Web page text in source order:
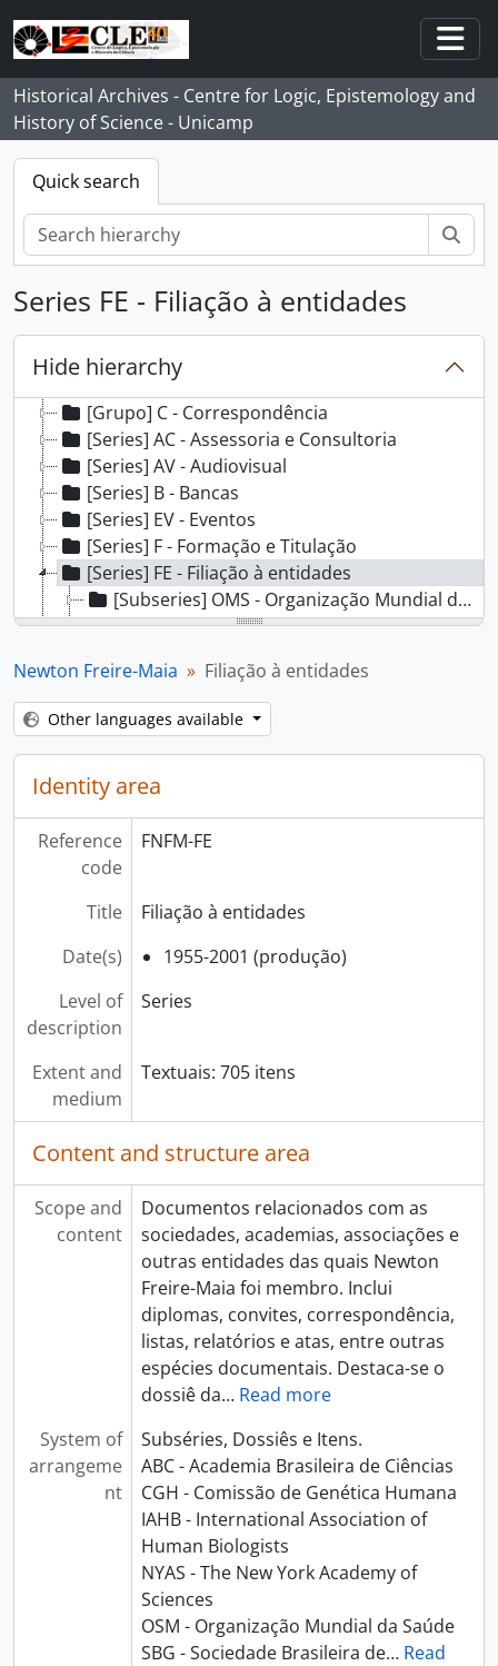
Skip to main content
Historical Archives - Centre for Logic, Epistemology and
History of Science - Unicamp
Quick search
Series FE - Filiação à entidades
Hide hierarchy
[Fonds] FNFM - Newton Freire-Maia
[Grupo] C - Correspondência
[Series] AC - Assessoria e Consultoria
[Series] AV - Audiovisual
[Series] B - Bancas
[Series] EV - Eventos
[Series] F - Formação e Titulação
[Series] FE - Filiação à entidades
[Subseries] OMS - Organização Mundial da Saúde
[Subseries] SBG - Sociedade Brasileira de Genética
[Series] FT - Fotografias
[Series] PE - Pesquisa
[Series] P - Prêmio, Homenagens e Títulos
[Series] PI - Produção Intelectual
[Series] OB - Objetos
[Series] VF - Vida Funcional
Newton Freire-Maia Filiação à entidades
Other languages available
Identity area
Reference
code
FNFM-FE
Title
Filiação à entidades
Date(s)
1955-2001 (produção)
Level of
description
Series
Extent and
medium
Textuais: 705 itens
Content and structure area
Scope and
content
Documentos relacionados com as
sociedades, academias, associações e
outras entidades das quais Newton
Freire-Maia foi membro. Inclui
diplomas, convites, correspondência,
listas, relatórios e atas, entre outras
espécies documentais. Destaca-se o
dossiê da… Read more
System of
arrangeme
nt
Subséries, Dossiês e Itens.
ABC - Academia Brasileira de Ciências
CGH - Comissão de Genética Humana
IAHB - International Association of
Human Biologists
NYAS - The New York Academy of
Sciences
OSM - Organização Mundial da Saúde
SBG - Sociedade Brasileira de… Read